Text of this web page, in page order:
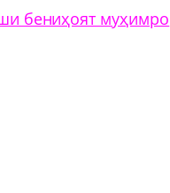
бениҳоят муҳимро